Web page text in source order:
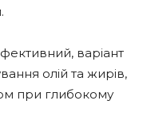
варіант
олій та жирів,
при глибокому